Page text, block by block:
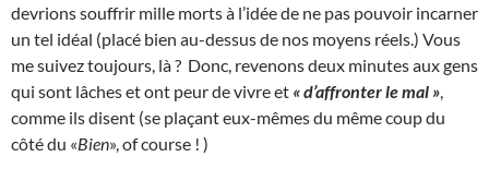
devrions souffrir mille morts à l’idée de ne pas pouvoir incarner
un tel idéal (placé bien au-dessus de nos moyens réels.) Vous
me suivez toujours, là ? Donc, revenons deux minutes aux gens
qui sont lâches et ont peur de vivre et « d’affronter le mal »
comme ils disent (se plaçant eux-mêmes du même coup du
côté du «Bien», of course ! )